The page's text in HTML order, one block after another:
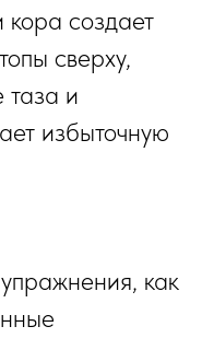
кора создает
сверху,
таза и
избыточную
как